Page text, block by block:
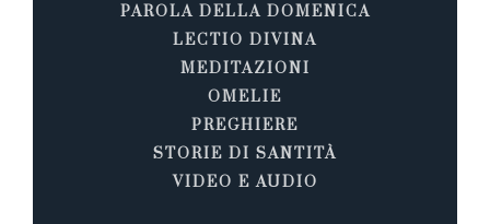
PAROLA DELLA DOMENICA
LECTIO DIVINA
MEDITAZIONI
OMELIE
PREGHIERE
STORIE DI SANTITÀ
VIDEO E AUDIO